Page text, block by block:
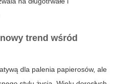
trend wśród
dla palenia papierosów, ale